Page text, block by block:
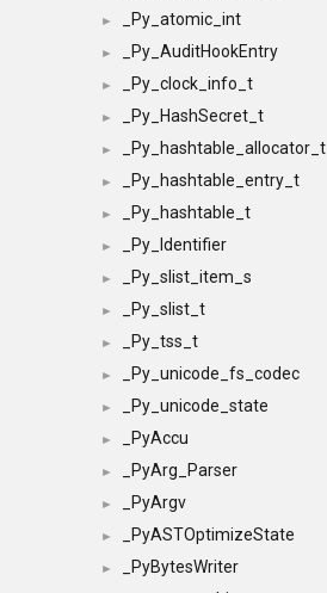
► _Py_atomic_int
► _Py_AuditHookEntry
► _Py_clock_info_t
► _Py_HashSecret_t
► _Py_hashtable_allocator_t
► _Py_hashtable_entry_t
► _Py_hashtable_t
► _Py_Identifier
► _Py_slist_item_s
► _Py_slist_t
► _Py_tss_t
► _Py_unicode_fs_codec
► _Py_unicode_state
► _PyAccu
► _PyArg_Parser
► _PyArgv
► _PyASTOptimizeState
►
_PyBytesWriter